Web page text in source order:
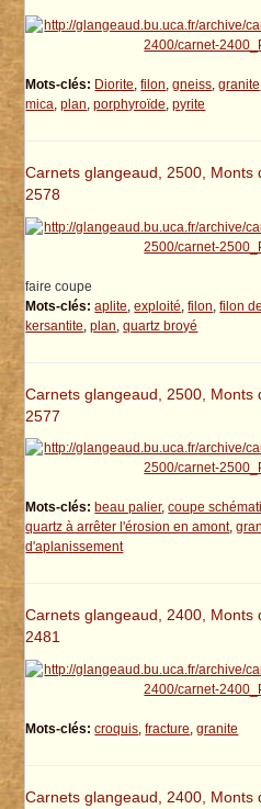
Mots-clés: Diorite,filon,gneiss,granite
mica,plan,porphyroïde,pyrite
Carnets glangeaud, 2500, Monts
2578
faire coupe
Mots-clés: aplite ,exploité ,filon ,filon
kersantite ,plan ,quartz broyé
Carnets glangeaud, 2500, Monts
2577
Mots-clés: beau palier,coupe
quartz à arrêter l'érosion en amont,
d'aplanissement
Carnets glangeaud, 2400, Monts
2481
Mots-clés: croquis,fracture,granite
Carnets glangeaud, 2400, Monts